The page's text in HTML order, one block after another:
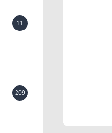
11
209